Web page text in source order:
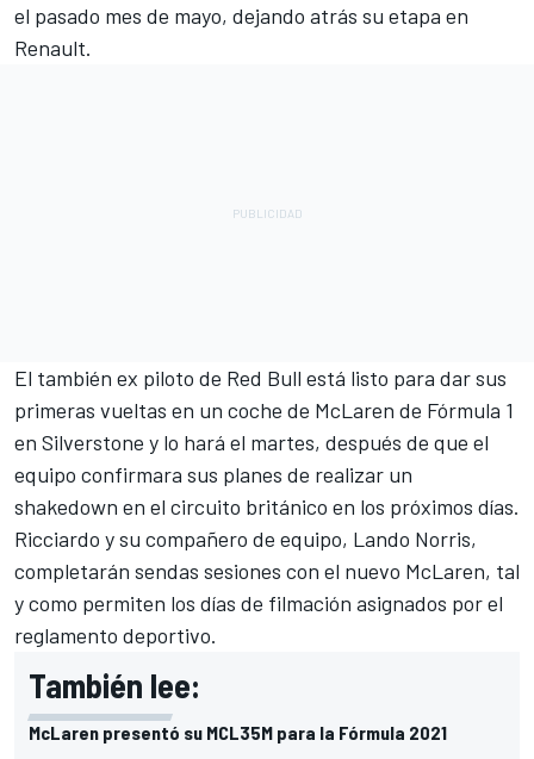
el pasado mes de mayo, dejando atrás su etapa en
Renault.
El también ex piloto de Red Bull está listo para dar sus
primeras vueltas en un coche de McLaren de Fórmula 1
en Silverstone y lo hará el martes, después de que el
equipo confirmara sus planes de realizar un
shakedown en el circuito británico en los próximos días.
Ricciardo y su compañero de equipo, Lando Norris,
completarán sendas sesiones con el nuevo McLaren, tal
y como permiten los días de filmación asignados por el
reglamento deportivo.
También lee:
McLaren presentó su MCL35M para la Fórmula 2021